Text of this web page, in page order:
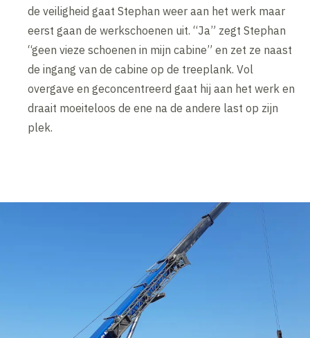
de veiligheid gaat Stephan weer aan het werk maar
eerst gaan de werkschoenen uit. “Ja” zegt Stephan
“geen vieze schoenen in mijn cabine” en zet ze naast
de ingang van de cabine op de treeplank. Vol
overgave en geconcentreerd gaat hij aan het werk en
draait moeiteloos de ene na de andere last op zijn
plek.